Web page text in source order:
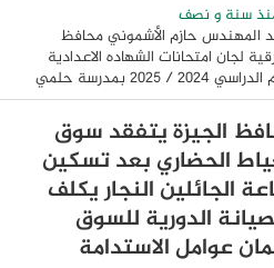
سنة و نصف
المهندس حازم الأشموني محافظ
لجان امتحانات الشهاده الاعدادية
للعام الدراسي 2024 / 2025 بمدرسة حلمي
الإبتدائية بقرية الجديدة التابعة
مركز ومدينة منيا القمح والتي تضم
...
الجيزة يتفقد سوق
الحضاري بعد تسكين
الجائلين النجار يكلف
الدورية للسوق
عوامل الاستدامة